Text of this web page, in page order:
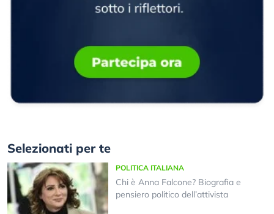
Selezionati per te
POLITICA ITALIANA
Chi è Anna Falcone? Biografia e
pensiero politico dell’attivista